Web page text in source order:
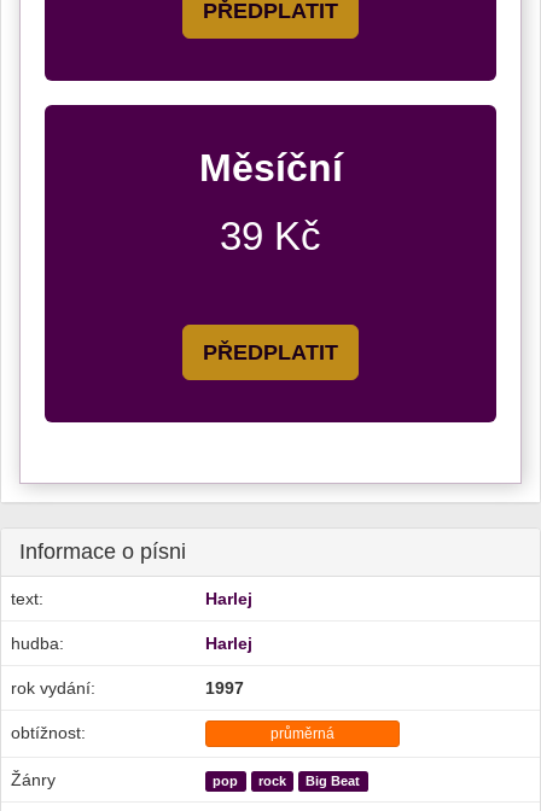
PŘEDPLATIT
Měsíční
39 Kč
PŘEDPLATIT
Informace o písni
text: Harlej
hudba: Harlej
rok vydání: 1997
obtížnost: průměrná
Žánry pop rock Big Beat